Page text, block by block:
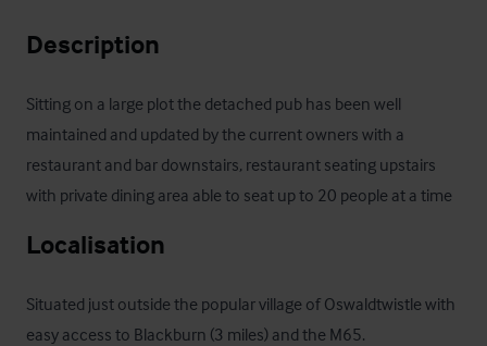
Description
Sitting on a large plot the detached pub has been well
maintained and updated by the current owners with a
restaurant and bar downstairs, restaurant seating upstairs
with private dining area able to seat up to 20 people at a time
Localisation
Situated just outside the popular village of Oswaldtwistle with
easy access to Blackburn (3 miles) and the M65.